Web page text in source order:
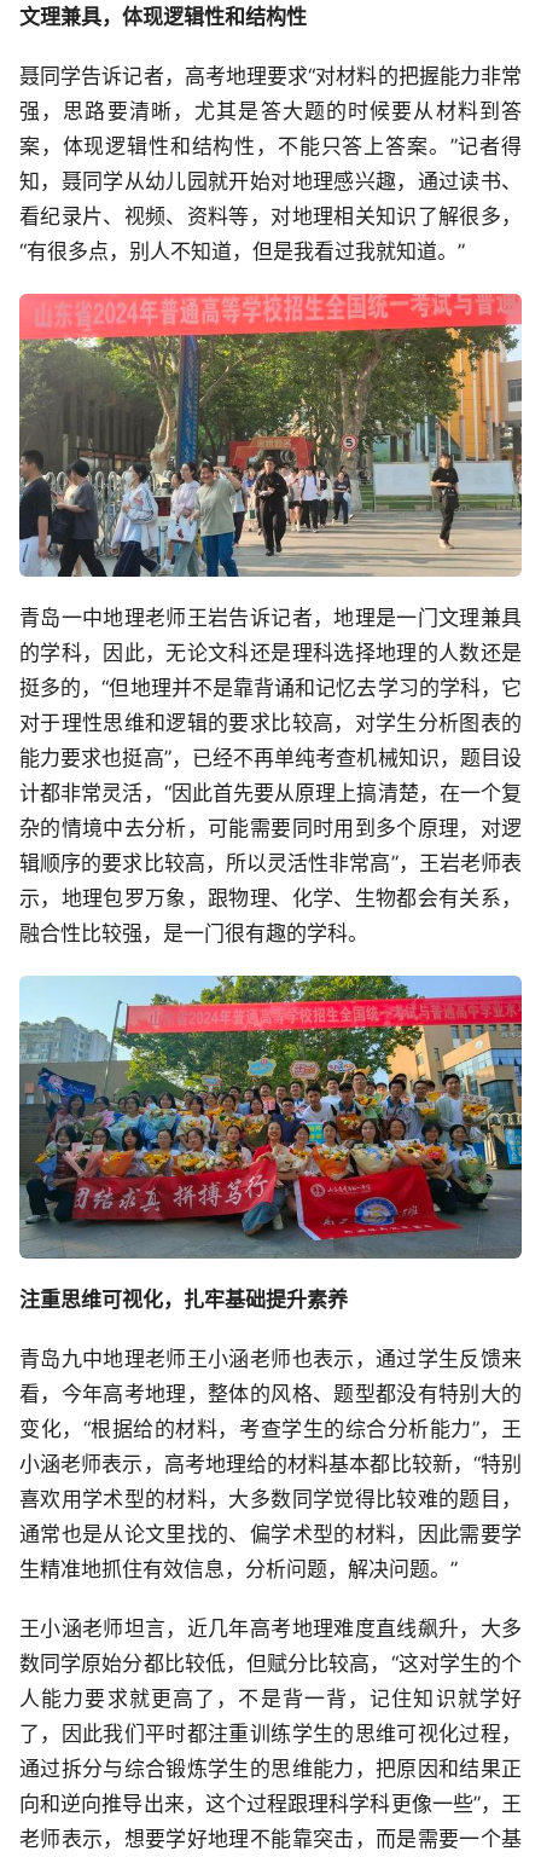
文理兼具，体现逻辑性和结构性
聂同学告诉记者，高考地理要求“对材料的把握能力非常
强，思路要清晰，尤其是答大题的时候要从材料到答
案，体现逻辑性和结构性，不能只答上答案。”记者得
知，聂同学从幼儿园就开始对地理感兴趣，通过读书、
看纪录片、视频、资料等，对地理相关知识了解很多，
“有很多点，别人不知道，但是我看过我就知道。”
青岛一中地理老师王岩告诉记者，地理是一门文理兼具
的学科，因此，无论文科还是理科选择地理的人数还是
挺多的，“但地理并不是靠背诵和记忆去学习的学科，它
对于理性思维和逻辑的要求比较高，对学生分析图表的
能力要求也挺高”，已经不再单纯考查机械知识，题目设
计都非常灵活，“因此首先要从原理上搞清楚，在一个复
杂的情境中去分析，可能需要同时用到多个原理，对逻
辑顺序的要求比较高，所以灵活性非常高”，王岩老师表
示，地理包罗万象，跟物理、化学、生物都会有关系，
融合性比较强，是一门很有趣的学科。
注重思维可视化，扎牢基础提升素养
青岛九中地理老师王小涵老师也表示，通过学生反馈来
看，今年高考地理，整体的风格、题型都没有特别大的
变化，“根据给的材料，考查学生的综合分析能力”，王
小涵老师表示，高考地理给的材料基本都比较新，“特别
喜欢用学术型的材料，大多数同学觉得比较难的题目，
通常也是从论文里找的、偏学术型的材料，因此需要学
生精准地抓住有效信息，分析问题，解决问题。”
王小涵老师坦言，近几年高考地理难度直线飙升，大多
数同学原始分都比较低，但赋分比较高，“这对学生的个
人能力要求就更高了，不是背一背，记住知识就学好
了，因此我们平时都注重训练学生的思维可视化过程，
通过拆分与综合锻炼学生的思维能力，把原因和结果正
向和逆向推导出来，这个过程跟理科学科更像一些”，王
老师表示，想要学好地理不能靠突击，而是需要一个基